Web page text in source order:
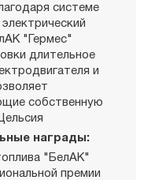
системе
"Гермес"
длительное
и
собственную
награды:
"БелАК"
премии